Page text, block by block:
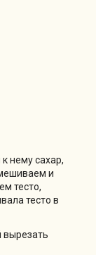
нему сахар,
и
тесто,
тесто в
вырезать